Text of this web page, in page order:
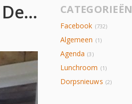
Verbouwing Café Veldzicht – Update Week 25 Deze week ging de meeste aandacht uit naar de lunchroom … CATEGORIEËN
Facebook (732)
Algemeen (1)
Agenda (3)
Lunchroom (1)
Dorpsnieuws (2)